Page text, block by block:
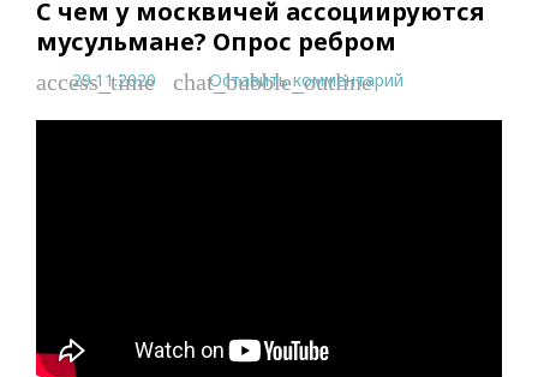
С чем у москвичей ассоциируются
мусульмане? Опрос ребром
access_time
29.11.2020 chat_bubble_outline
Оставить комментарий